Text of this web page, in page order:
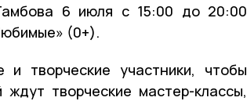
6 июля с 15:00 до 20:00
(0+).
творческие участники, чтобы
творческие мастер-классы,